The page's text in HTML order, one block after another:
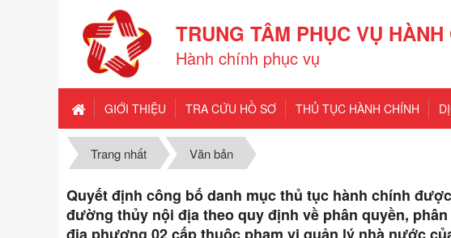
TRUNG TÂM PHỤC VỤ
Hành chính phục vụ
GIỚI THIỆU TRA CỨU HỒ SƠ THỦ TỤC HÀNH CHÍNH
Trang nhất Văn bản
Quyết định công bố danh mục thủ tục hành chính
đường thủy nội địa theo quy định về phân quyền,